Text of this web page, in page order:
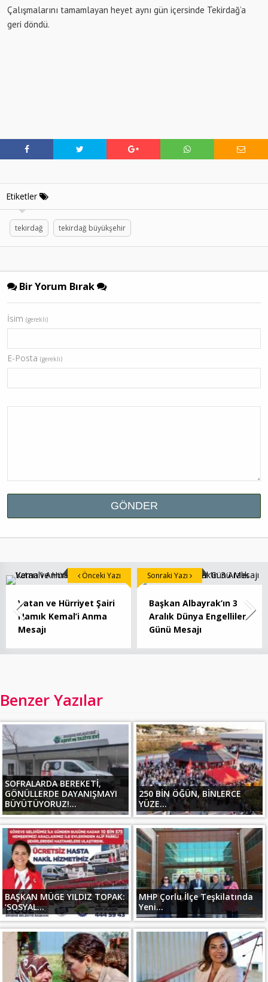
Çalışmalarını tamamlayan heyet aynı gün içersinde Tekirdağ’a
geri döndü.
Etiketler
tekirdağ tekirdağ büyükşehir
Bir Yorum Bırak
İsim (gerekli)
E-Posta (gerekli)
Vatan ve Hürriyet Şairi
Namık Kemal’i Anma
Mesajı
Önceki Yazı
Başkan Albayrak’ın 3
Aralık Dünya Engelliler
Günü Mesajı
Sonraki Yazı
Benzer Yazılar
SOFRALARDA BEREKETİ,
GÖNÜLLERDE DAYANIŞMAYI
BÜYÜTÜYORUZ!...
250 BİN ÖĞÜN, BİNLERCE
YÜZE...
BAŞKAN MÜGE YILDIZ TOPAK:
‘SOSYAL...
MHP Çorlu İlçe Teşkilatında
Yeni...